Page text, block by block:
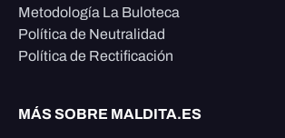
Metodología La Buloteca
Política de Neutralidad
Política de Rectificación
MÁS SOBRE MALDITA.ES